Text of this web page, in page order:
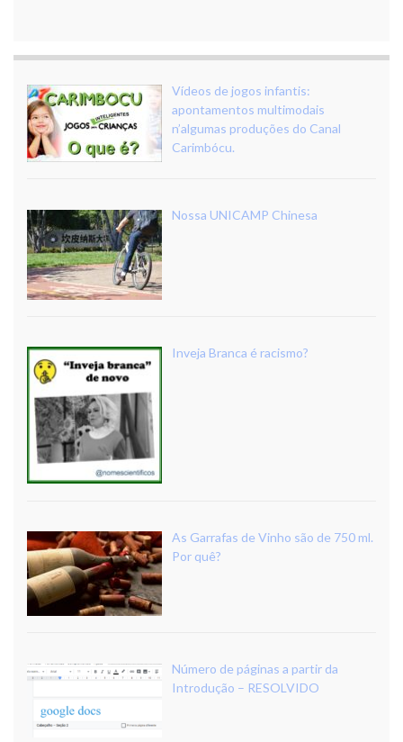
Vídeos de jogos infantis:
apontamentos multimodais
n’algumas produções do Canal
Carimbócu.
Nossa UNICAMP Chinesa
Inveja Branca é racismo?
As Garrafas de Vinho são de 750 ml.
Por quê?
Número de páginas a partir da
Introdução – RESOLVIDO